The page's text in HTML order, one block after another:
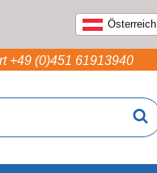
Österreich
+49 (0)451 61913940